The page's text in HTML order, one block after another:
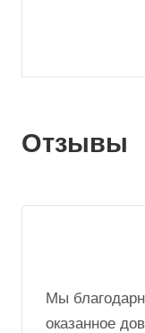
Отзывы
Мы
оказанное